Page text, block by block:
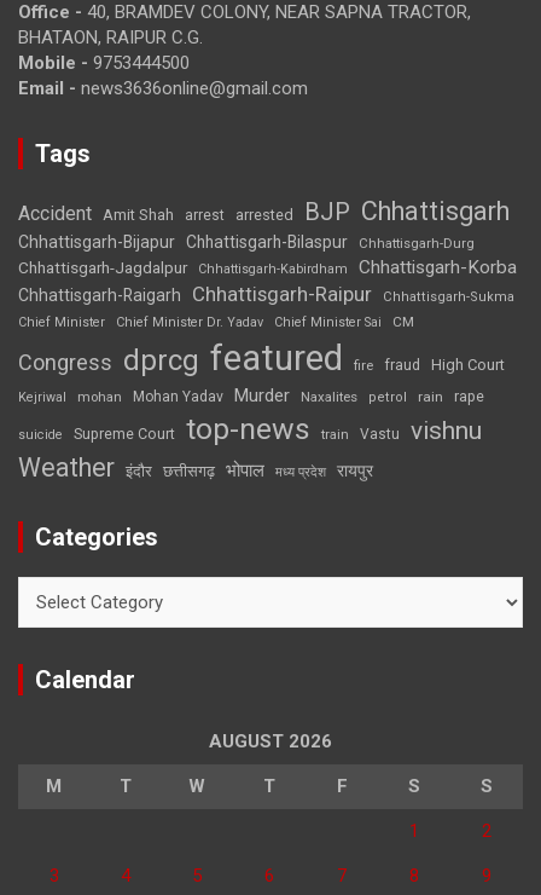
Office - 40, BRAMDEV COLONY, NEAR SAPNA TRACTOR,
BHATAON, RAIPUR C.G.
Mobile - 9753444500
Email - news3636online@gmail.com
Tags
Accident Amit Shah arrest arrested BJP Chhattisgarh
Chhattisgarh-Bijapur Chhattisgarh-Bilaspur Chhattisgarh-Durg
Chhattisgarh-Jagdalpur Chhattisgarh-Kabirdham Chhattisgarh-Korba
Chhattisgarh-Raigarh Chhattisgarh-Raipur
Chhattisgarh-Sukma
Chief Minister
Chief Minister Dr. Yadav Chief Minister Sai CM
Congress dprcg featured fire fraud High Court
Kejriwal mohan Mohan Yadav Murder Naxalites petrol rain rape
suicide Supreme Court top-news train Vastu vishnu
Weather इंदौर छत्तीसगढ़ भोपाल मध्य प्रदेश रायपुर
Categories
Calendar
AUGUST 2026
M T W T F S S
1 2
3 4 5 6 7 8 9